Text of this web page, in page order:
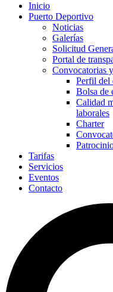
Inicio
Puerto Deportivo
Noticias
Galerías
Solicitud
Portal de
Convocatorias
Perfil del
Bolsa de
Calidad
laborales
Charter
Tarifas
Servicios
Eventos
Contacto